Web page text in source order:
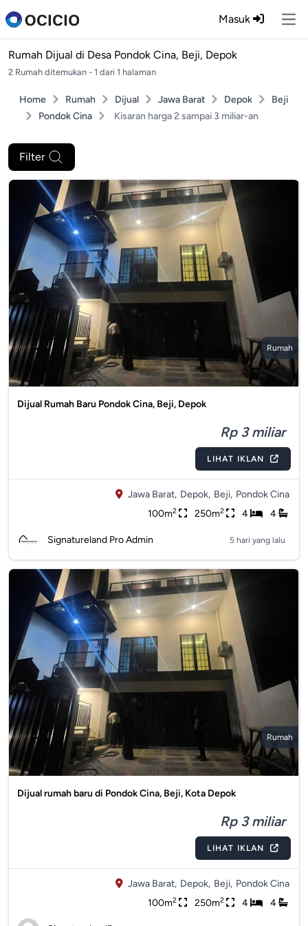
Masuk
Rumah Dijual di Desa Pondok Cina, Beji, Depok
2 Rumah ditemukan - 1 dari 1 halaman
Home Rumah Dijual Jawa Barat Depok
Beji
Pondok Cina
Kisaran harga 2 sampai 3 miliar-an
Filter
Rumah
Dijual Rumah Baru Pondok Cina, Beji, Depok
Rp 3 miliar
LIHAT IKLAN
Jawa Barat, Depok, Beji, Pondok Cina
100m2 250m2 4 4
Signatureland Pro Admin 5 hari yang lalu
Rumah
Dijual rumah baru di Pondok Cina, Beji, Kota Depok
Rp 3 miliar
LIHAT IKLAN
Jawa Barat, Depok, Beji, Pondok Cina
100m2 250m2 4 4